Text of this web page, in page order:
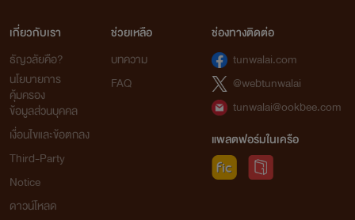
เกี่ยวกับเรา
ธัญวลัยคือ?
นโยบายการ
คุ้มครอง
ข้อมูลส่วนบุคคล
เงื่อนไขและข้อตกลง
Third-Party
Notice
ดาวน์โหลด
ช่วยเหลือ
บทความ
FAQ
ช่องทางติดต่อ
tunwalai.com
@webtunwalai
tunwalai@ookbee.com
แพลตฟอร์มในเครือ